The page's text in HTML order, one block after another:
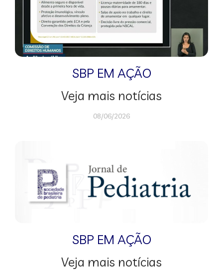
SBP EM AÇÃO
Veja mais notícias
08/06/2026
SBP EM AÇÃO
Veja mais notícias